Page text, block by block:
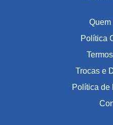
Quem
Política
Trocas e
Política de